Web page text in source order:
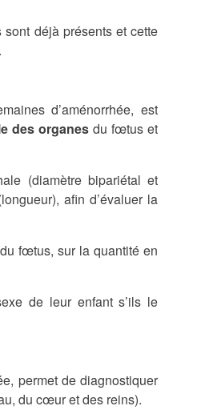
déjà présents et cette
d’aménorrhée, est
des organes du fœtus et
(diamètre bipariétal et
afin d’évaluer la
fœtus, sur la quantité en
de leur enfant s’ils le
permet de diagnostiquer
du cœur et des reins).